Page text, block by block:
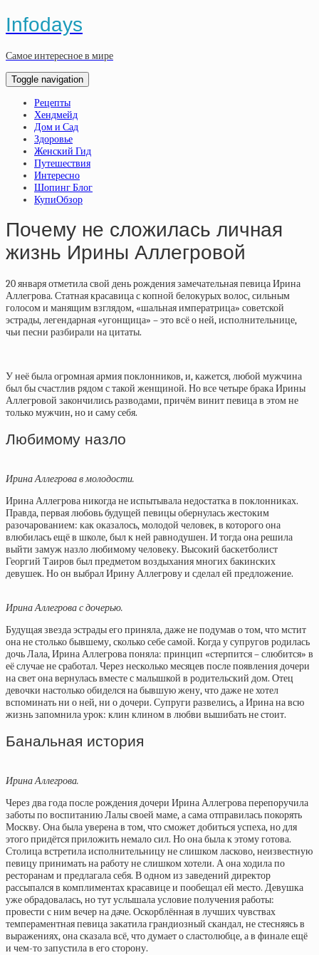
Infodays
Самое интересное в мире
Toggle navigation
Рецепты
Хендмейд
Дом и Сад
Здоровье
Женский Гид
Путешествия
Интересно
Шопинг Блог
КупиОбзор
Почему не сложилась личная
жизнь Ирины Аллегровой
20 января отметила свой день рождения замечательная певица Ирина
Аллегрова. Статная красавица с копной белокурых волос, сильным
голосом и манящим взглядом, «шальная императрица» советской
эстрады, легендарная «угонщица» – это всё о ней, исполнительнице,
чьи песни разбирали на цитаты.
У неё была огромная армия поклонников, и, кажется, любой мужчина
был бы счастлив рядом с такой женщиной. Но все четыре брака Ирины
Аллегровой закончились разводами, причём винит певица в этом не
только мужчин, но и саму себя.
Любимому назло
Ирина Аллегрова в молодости.
Ирина Аллегрова никогда не испытывала недостатка в поклонниках.
Правда, первая любовь будущей певицы обернулась жестоким
разочарованием: как оказалось, молодой человек, в которого она
влюбилась ещё в школе, был к ней равнодушен. И тогда она решила
выйти замуж назло любимому человеку. Высокий баскетболист
Георгий Таиров был предметом воздыхания многих бакинских
девушек. Но он выбрал Ирину Аллегрову и сделал ей предложение.
Ирина Аллегрова с дочерью.
Будущая звезда эстрады его приняла, даже не подумав о том, что мстит
она не столько бывшему, сколько себе самой. Когда у супругов родилась
дочь Лала, Ирина Аллегрова поняла: принцип «стерпится – слюбится» в
её случае не сработал. Через несколько месяцев после появления дочери
на свет она вернулась вместе с малышкой в родительский дом. Отец
девочки настолько обиделся на бывшую жену, что даже не хотел
вспоминать ни о ней, ни о дочери. Супруги развелись, а Ирина на всю
жизнь запомнила урок: клин клином в любви вышибать не стоит.
Банальная история
Ирина Аллегрова.
Через два года после рождения дочери Ирина Аллегрова перепоручила
заботы по воспитанию Лалы своей маме, а сама отправилась покорять
Москву. Она была уверена в том, что сможет добиться успеха, но для
этого придётся приложить немало сил. Но она была к этому готова.
Столица встретила исполнительницу не слишком ласково, неизвестную
певицу принимать на работу не слишком хотели. А она ходила по
ресторанам и предлагала себя. В одном из заведений директор
рассыпался в комплиментах красавице и пообещал ей место. Девушка
уже обрадовалась, но тут услышала условие получения работы:
провести с ним вечер на даче. Оскорблённая в лучших чувствах
темпераментная певица закатила грандиозный скандал, не стесняясь в
выражениях, она сказала всё, что думает о сластолюбце, а в финале ещё
и чем-то запустила в его сторону.